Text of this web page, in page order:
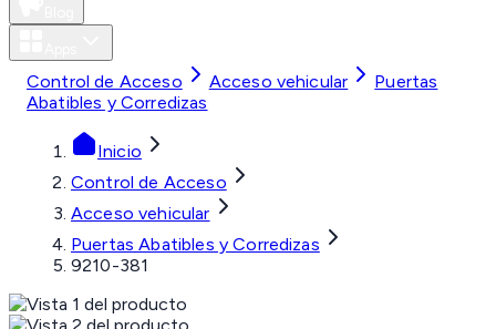
Control de Acceso Acceso vehicular
Puertas
Abatibles y Corredizas
Inicio
Control de Acceso
Acceso vehicular
Puertas Abatibles y Corredizas
9210-381